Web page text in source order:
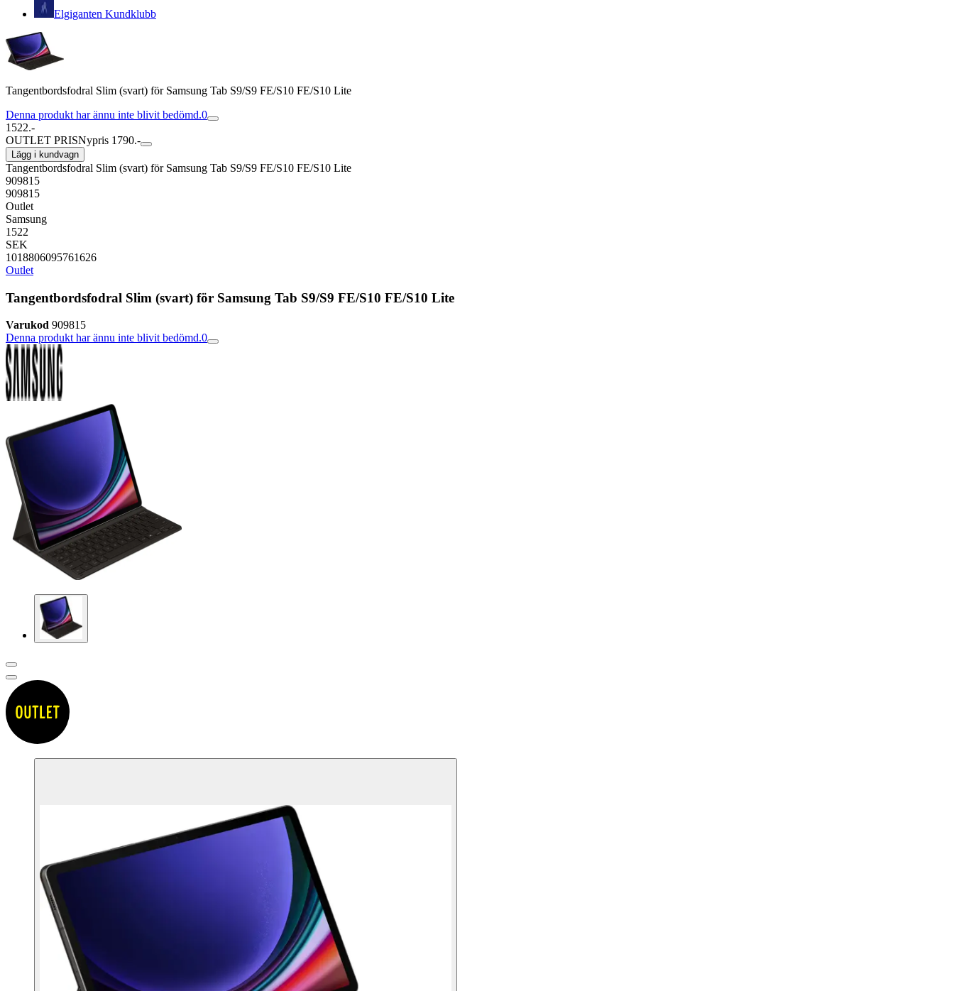
Elgiganten Kundklubb
Tangentbordsfodral Slim (svart) för Samsung Tab S9/S9 FE/S10 FE/S10 Lite
Denna produkt har ännu inte blivit bedömd.0
1522.-
OUTLET PRISNypris 1790.-
Lägg i kundvagn
Tangentbordsfodral Slim (svart) för Samsung Tab S9/S9 FE/S10 FE/S10 Lite
909815
909815
Outlet
Samsung
1522
SEK
1018806095761626
Outlet
Tangentbordsfodral Slim (svart) för Samsung Tab S9/S9 FE/S10 FE/S10 Lite
Varukod 909815
Denna produkt har ännu inte blivit bedömd.0